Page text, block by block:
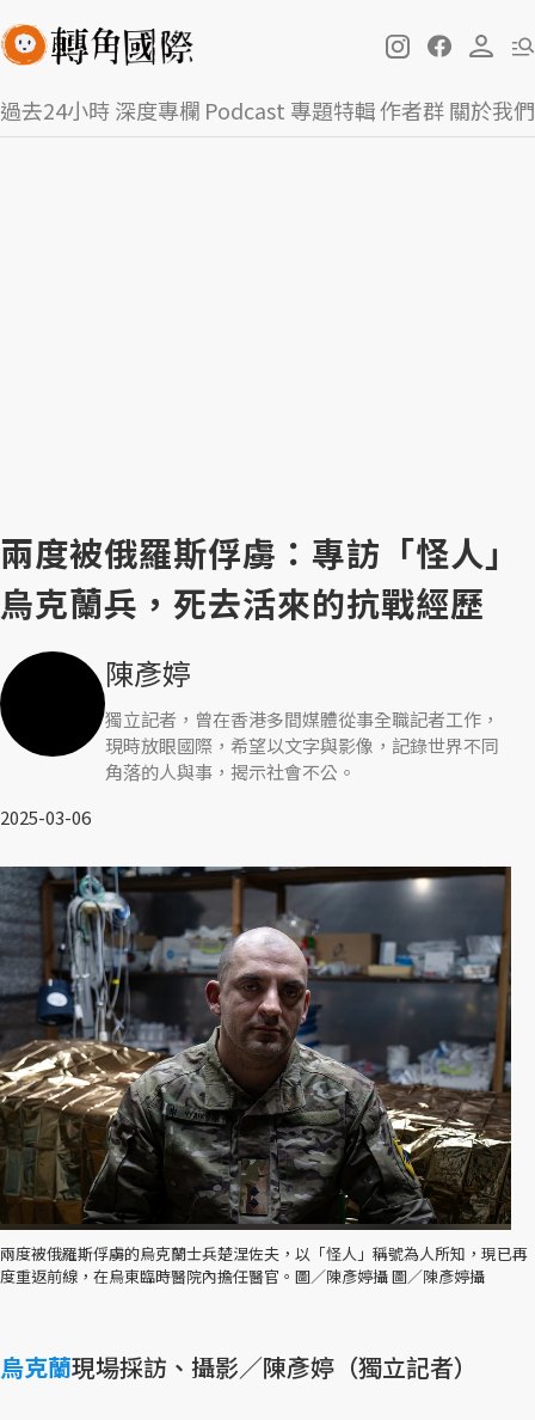
過去24小時深度專欄 Podcast 專題特輯作者群關於我們
兩度被俄羅斯俘虜：專訪「怪人」
烏克蘭兵，死去活來的抗戰經歷
陳彥婷
獨立記者，曾在香港多間媒體從事全職記者工作，
現時放眼國際，希望以文字與影像，記錄世界不同
角落的人與事，揭示社會不公。
2025-03-06
兩度被俄羅斯俘虜的烏克蘭士兵楚涅佐夫，以「怪人」稱號為人所知，現已再
度重返前線，在烏東臨時醫院內擔任醫官。圖／陳彥婷攝 圖／陳彥婷攝
烏克蘭現場採訪、攝影／陳彥婷（獨立記者）